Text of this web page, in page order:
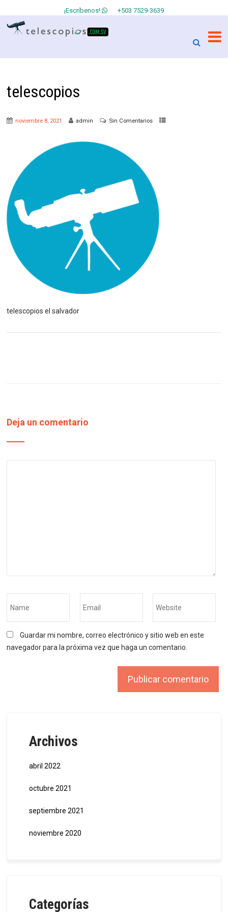
¡Escríbenos! +503 7529-3639
telescopios
noviembre 8, 2021 admin Sin Comentarios
telescopios el salvador
Deja un comentario
Guardar mi nombre, correo electrónico y sitio web en este
navegador para la próxima vez que haga un comentario.
Archivos
abril 2022
octubre 2021
septiembre 2021
noviembre 2020
Categorías